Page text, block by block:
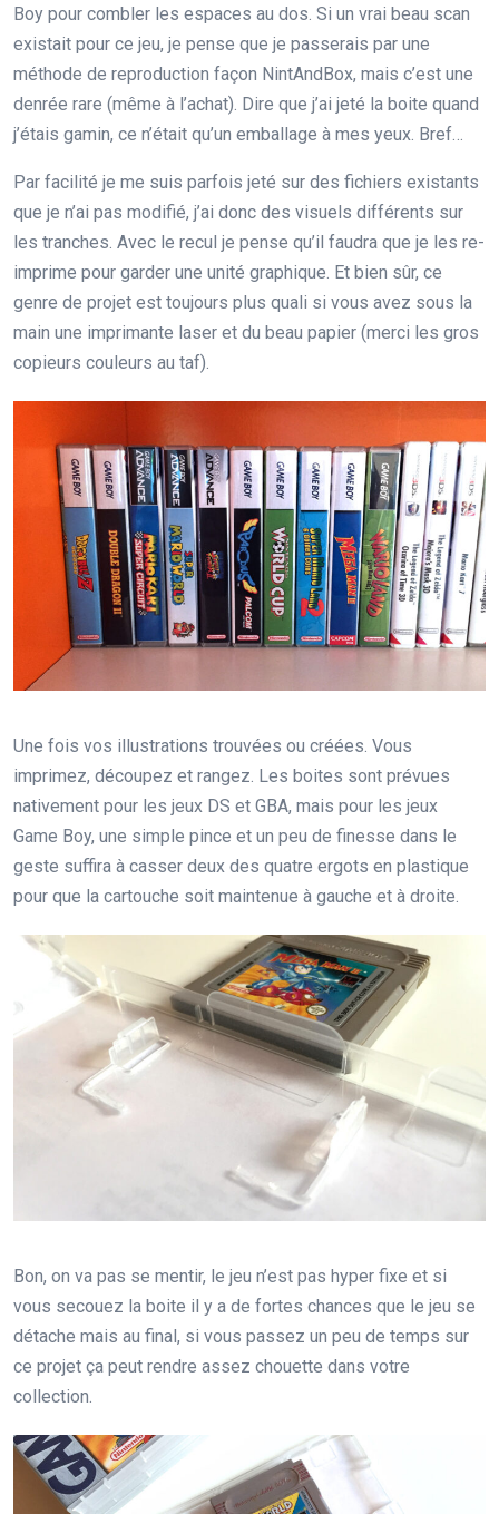
Boy pour combler les espaces au dos. Si un vrai beau scan
existait pour ce jeu, je pense que je passerais par une
méthode de reproduction façon NintAndBox, mais c’est une
denrée rare (même à l’achat). Dire que j’ai jeté la boite quand
j’étais gamin, ce n’était qu’un emballage à mes yeux. Bref…
Par facilité je me suis parfois jeté sur des fichiers existants
que je n’ai pas modifié, j’ai donc des visuels différents sur
les tranches. Avec le recul je pense qu’il faudra que je les re-
imprime pour garder une unité graphique. Et bien sûr, ce
genre de projet est toujours plus quali si vous avez sous la
main une imprimante laser et du beau papier (merci les gros
copieurs couleurs au taf).
Une fois vos illustrations trouvées ou créées. Vous
imprimez, découpez et rangez. Les boites sont prévues
nativement pour les jeux DS et GBA, mais pour les jeux
Game Boy, une simple pince et un peu de finesse dans le
geste suffira à casser deux des quatre ergots en plastique
pour que la cartouche soit maintenue à gauche et à droite.
Bon, on va pas se mentir, le jeu n’est pas hyper fixe et si
vous secouez la boite il y a de fortes chances que le jeu se
détache mais au final, si vous passez un peu de temps sur
ce projet ça peut rendre assez chouette dans votre
collection.